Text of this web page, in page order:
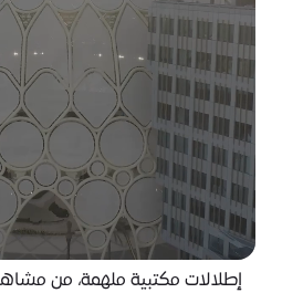
إطلالات مكتبية ملهمة، من مشاهد